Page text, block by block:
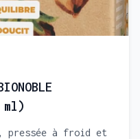
pressée à froid et